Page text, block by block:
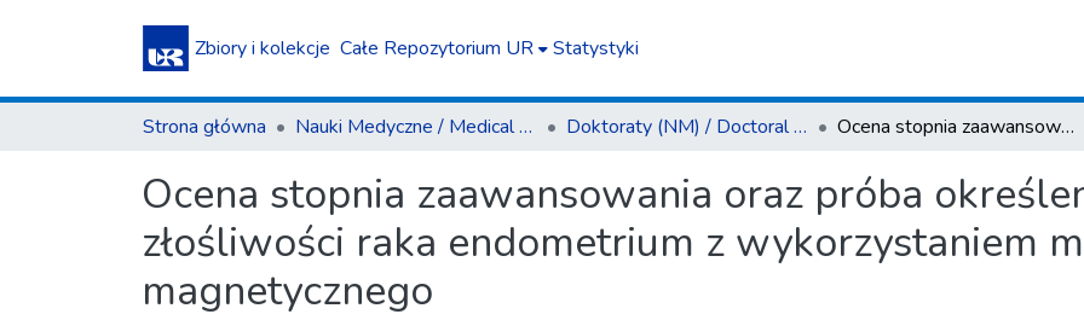
Zbiory i kolekcje Całe Repozytorium UR Statystyki
Strona główna Nauki Medyczne / Medical Sciences Doktoraty (NM) / Doctoral Theses (MS) Ocena stopnia zaawansowania oraz próba określenia stopnia złośliwości raka endometrium z wykorzystaniem metod rezonansu magnetycznego
Ocena stopnia zaawansowania oraz próba
złośliwości raka endometrium z wykorzystaniem
magnetycznego